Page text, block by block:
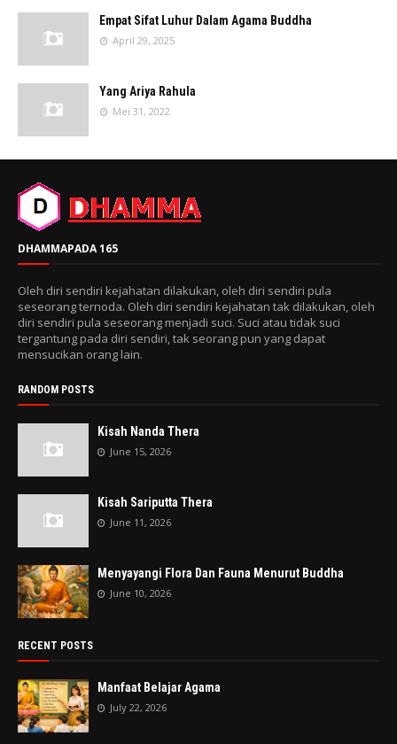
Empat Sifat Luhur Dalam Agama Buddha
April 29, 2025
Yang Ariya Rahula
Mei 31, 2022
DHAMMAPADA 165
Oleh diri sendiri kejahatan dilakukan, oleh diri sendiri pula
seseorang ternoda. Oleh diri sendiri kejahatan tak dilakukan, oleh
diri sendiri pula seseorang menjadi suci. Suci atau tidak suci
tergantung pada diri sendiri, tak seorang pun yang dapat
mensucikan orang lain.
RANDOM POSTS
Kisah Nanda Thera
June 15, 2026
Kisah Sariputta Thera
June 11, 2026
Menyayangi Flora Dan Fauna Menurut Buddha
June 10, 2026
RECENT POSTS
Manfaat Belajar Agama
July 22, 2026